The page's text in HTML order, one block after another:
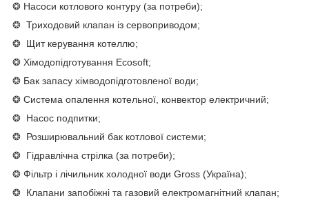
❂ Насоси котлового контуру (за потреби);
❂ Триходовий клапан із сервоприводом;
❂ Щит керування котеллю;
❂ Хімодопідготування Ecosoft;
❂ Бак запасу хімводопідготовленої води;
❂ Система опалення котельної, конвектор електричний;
❂ Насос подпитки;
❂ Розширювальний бак котлової системи;
❂ Гідравлічна стрілка (за потреби);
❂ Фільтр і лічильник холодної води Gross (Україна);
❂ Клапани запобіжні та газовий електромагнітний клапан;